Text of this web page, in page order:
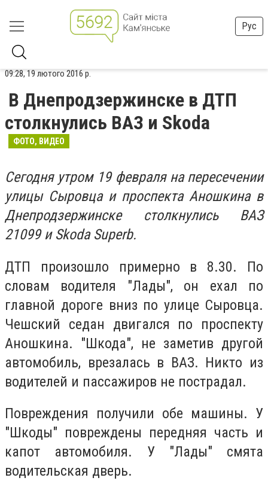
Рус
09:28, 19 лютого 2016 р.
В Днепродзержинске в ДТП
столкнулись ВАЗ и Skoda
ФОТО, ВИДЕО
Сегодня утром 19 февраля на пересечении
улицы Сыровца и проспекта Аношкина в
Днепродзержинске столкнулись ВАЗ
21099 и Skoda Superb.
ДТП произошло примерно в 8.30. По
словам водителя "Лады", он ехал по
главной дороге вниз по улице Сыровца.
Чешский седан двигался по проспекту
Аношкина. "Шкода", не заметив другой
автомобиль, врезалась в ВАЗ. Никто из
водителей и пассажиров не пострадал.
Повреждения получили обе машины. У
"Шкоды" повреждены передняя часть и
капот автомобиля. У "Лады" смята
водительская дверь.